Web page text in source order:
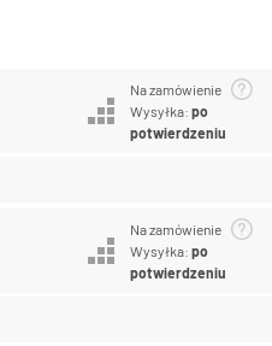
Na zamówienie
Wysyłka:po
potwierdzeniu
Na zamówienie
Wysyłka:po
potwierdzeniu